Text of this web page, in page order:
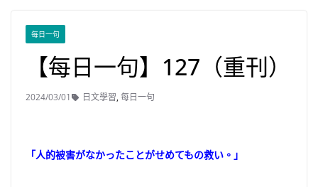
每日一句
【每日一句】127（重刊）
2024/03/01 日文學習,每日一句
「人的被害がなかったことがせめてもの救い。」